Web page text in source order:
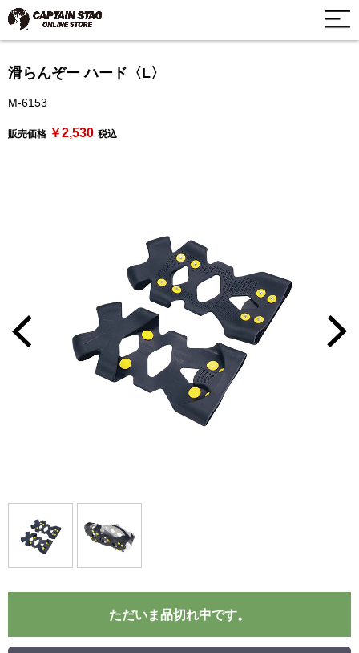
滑らんぞー ハード〈L〉
M-6153
販売価格 ￥2,530 税込
ただいま品切れ中です。